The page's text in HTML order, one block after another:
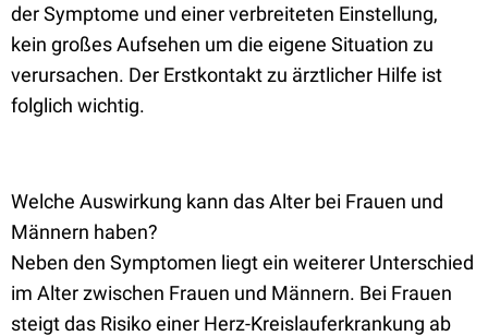
der Symptome und einer verbreiteten Einstellung,
kein großes Aufsehen um die eigene Situation zu
verursachen. Der Erstkontakt zu ärztlicher Hilfe ist
folglich wichtig.
Welche Auswirkung kann das Alter bei Frauen und
Männern haben?
Neben den Symptomen liegt ein weiterer Unterschied
im Alter zwischen Frauen und Männern. Bei Frauen
steigt das Risiko einer Herz-Kreislauferkrankung ab